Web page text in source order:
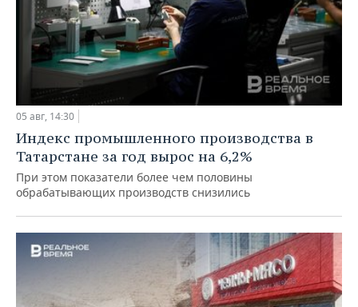
05 авг, 14:30
Индекс промышленного производства в
Татарстане за год вырос на 6,2%
При этом показатели более чем половины
обрабатывающих производств снизились